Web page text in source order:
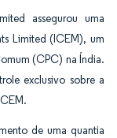
assegurou uma
Limited (ICEM), um
(CPC) na Índia.
exclusivo sobre a
de uma quantia